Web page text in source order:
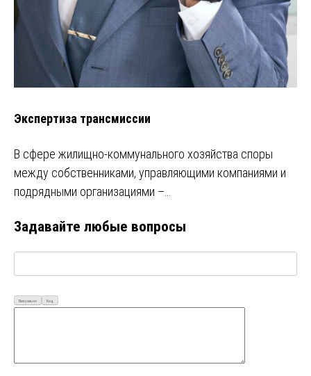
Экспертиза трансмиссии
В сфере жилищно-коммунального хозяйства споры
между собственниками, управляющими компаниями и
подрядными организациями –…
Задавайте любые вопросы
Визуально Код